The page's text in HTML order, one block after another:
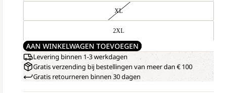
XL
2XL
AAN WINKELWAGEN TOEVOEGEN
Levering binnen 1-3 werkdagen
Gratis verzending bij bestellingen van meer dan € 100
Gratis retourneren binnen 30 dagen